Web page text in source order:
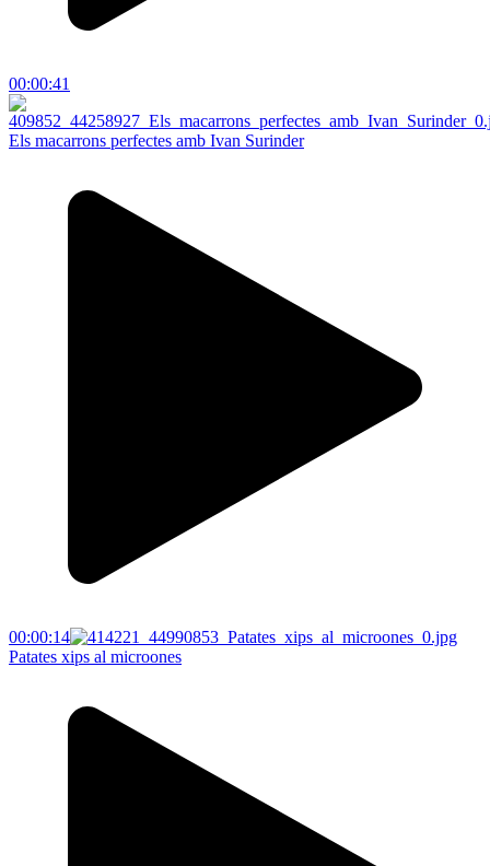
00:00:41
Els macarrons perfectes amb Ivan Surinder
00:00:14
Patates xips al microones